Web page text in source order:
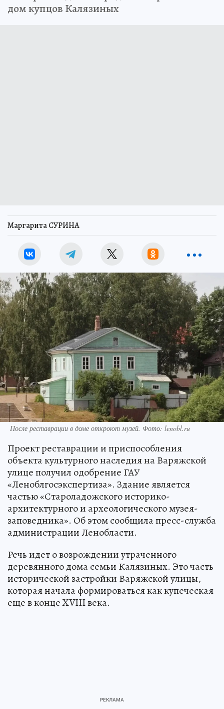
дом купцов Калязиных
Маргарита СУРИНА
После реставрации в доме откроют музей. Фото: lenobl.ru
Проект реставрации и приспособления
объекта культурного наследия на Варяжской
улице получил одобрение ГАУ
«Леноблгосэкспертиза». Здание является
частью «Староладожского историко-
архитектурного и археологического музея-
заповедника». Об этом сообщила пресс-служба
администрации Ленобласти.
Речь идет о возрождении утраченного
деревянного дома семьи Калязиных. Это часть
исторической застройки Варяжской улицы,
которая начала формироваться как купеческая
еще в конце XVIII века.